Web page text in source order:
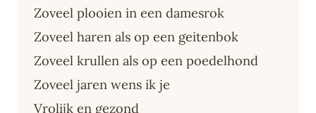
Zoveel plooien in een damesrok
Zoveel haren als op een geitenbok
Zoveel krullen als op een poedelhond
Zoveel jaren wens ik je
Vrolijk en gezond